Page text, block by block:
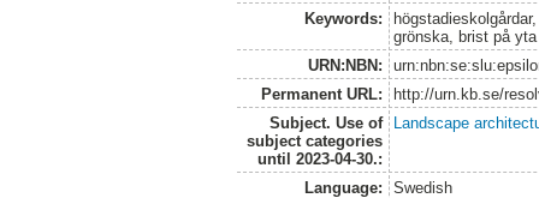
Keywords:
grönska, brist på yta
URN:NBN:
Permanent URL:
http://urn.kb.se/
Subject. Use of
subject categories
until 2023-04-30.:
Landscape
Language:
Swedish